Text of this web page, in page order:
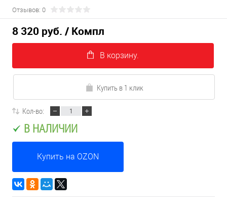
Отзывов: 0
8 320 руб. / Компл
В корзину.
Купить в 1 клик
Кол-во:
В НАЛИЧИИ
Купить на OZON